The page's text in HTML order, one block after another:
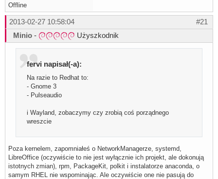
Offline
#21
2013-02-27 10:58:04
Minio - Użyszkodnik
fervi napisał(-a):
Na razie to Redhat to:
- Gnome 3
- Pulseaudio
i Wayland, zobaczymy czy zrobią coś porządnego
wreszcie
Poza kernelem, zapomniałeś o NetworkManagerze, systemd,
LibreOffice (oczywiście to nie jest wyłącznie ich projekt, ale dokonują
istotnych zmian), rpm, PackageKit, polkit i instalatorze anaconda, o
samym RHEL nie wspominając. Ale oczywiście one nie pasują do